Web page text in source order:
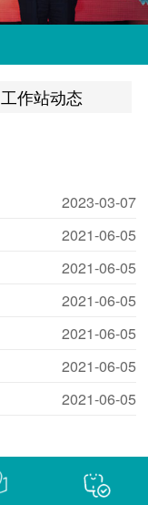
工作站动态
2023-03-07
2021-06-05
2021-06-05
2021-06-05
2021-06-05
2021-06-05
2021-06-05